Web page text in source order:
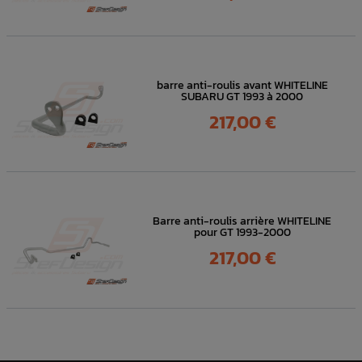
barre anti-roulis avant WHITELINE
SUBARU GT 1993 à 2000
Prix
217,00 €
Barre anti-roulis arrière WHITELINE
pour GT 1993-2000
Prix
217,00 €